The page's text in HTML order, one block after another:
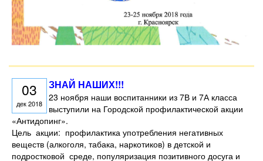
03
дек 2018
ЗНАЙ НАШИХ!!!
23 ноября наши воспитанники из 7В и 7А класса
выступили на Городской профилактической акции
«Антидопинг».
Цель акции: профилактика употребления негативных
веществ (алкоголя, табака, наркотиков) в детской и
подростковой среде, популяризация позитивного досуга и